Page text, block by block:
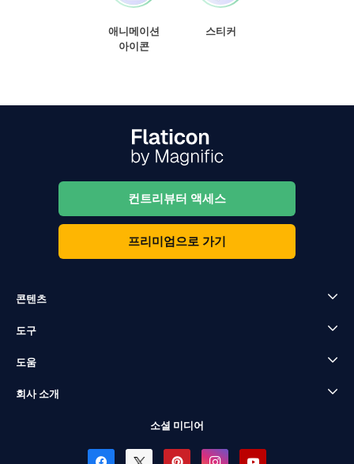
애니메이션
아이콘
스티커
컨트리뷰터 액세스
프리미엄으로 가기
콘텐츠
도구
도움
회사 소개
소셜 미디어